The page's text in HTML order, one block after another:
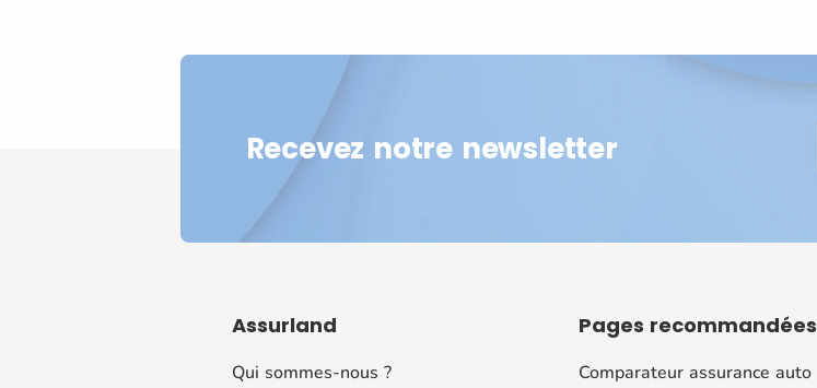
Recevez notre newsletter
Assurland
Qui sommes-nous ?
Pages recommandées
Comparateur assurance auto